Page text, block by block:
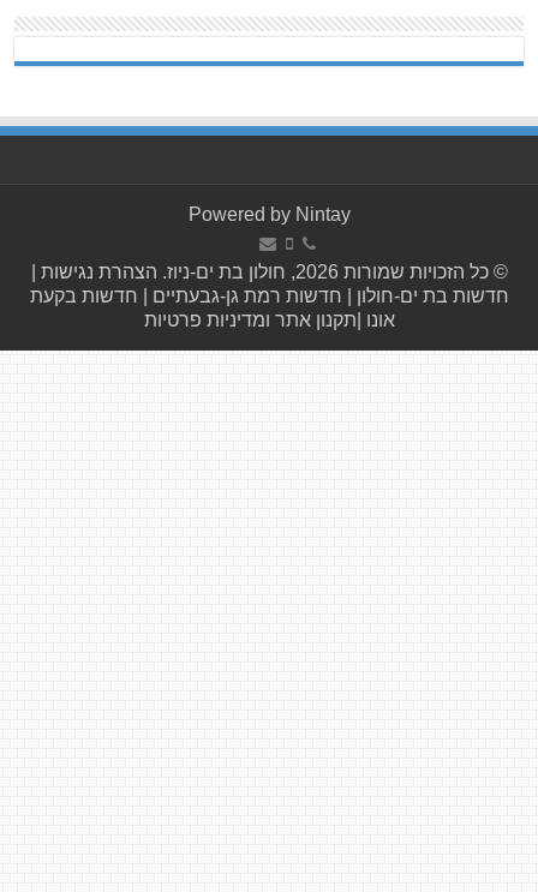
Powered by Nintay
© כל הזכויות שמורות 2026, חולון בת ים-ניוז. הצהרת נגישות
חדשות בת ים-חולון
חדשות רמת גן-גבעתיים
חדשות בקעת
אונו תקנון אתר ומדיניות פרטיות